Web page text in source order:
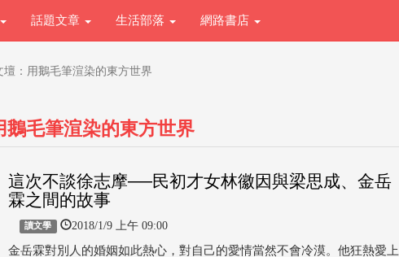
話題文章 生活部落 網路書店
壇：用鵝毛筆渲染的東方世界
毛筆渲染的東方世界
這次不談徐志摩──民初才女林徽因與梁思成、金岳
霖之間的故事
讀文學 2018/1/9 上午 09:00
金岳霖對別人的婚姻如此熱心，對自己的愛情當然不會冷漠。他狂熱愛上